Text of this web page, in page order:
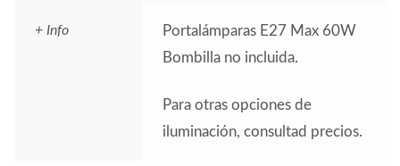
+ Info
Portalámparas E27 Max 60W
Bombilla no incluida.
Para otras opciones de
iluminación, consultad precios.